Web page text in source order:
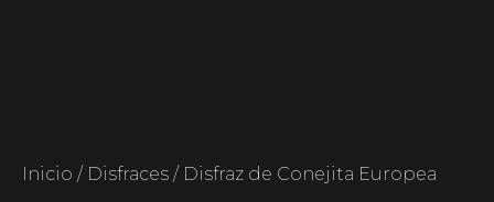
Inicio / Disfraces / Disfraz de Conejita Europea